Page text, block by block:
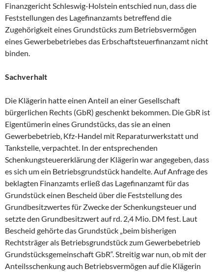
Finanzgericht Schleswig-Holstein entschied nun, dass die
Feststellungen des Lagefinanzamts betreffend die
Zugehörigkeit eines Grundstücks zum Betriebsvermögen
eines Gewerbebetriebes das Erbschaftsteuerfinanzamt nicht
binden.
Sachverhalt
Die Klägerin hatte einen Anteil an einer Gesellschaft
bürgerlichen Rechts (GbR) geschenkt bekommen. Die GbR ist
Eigentümerin eines Grundstücks, das sie an einen
Gewerbebetrieb, Kfz-Handel mit Reparaturwerkstatt und
Tankstelle, verpachtet. In der entsprechenden
Schenkungsteuererklärung der Klägerin war angegeben, dass
es sich um ein Betriebsgrundstück handelte. Auf Anfrage des
beklagten Finanzamts erließ das Lagefinanzamt für das
Grundstück einen Bescheid über die Feststellung des
Grundbesitzwertes für Zwecke der Schenkungsteuer und
setzte den Grundbesitzwert auf rd. 2,4 Mio. DM fest. Laut
Bescheid gehörte das Grundstück „beim bisherigen
Rechtsträger als Betriebsgrundstück zum Gewerbebetrieb
Grundstücksgemeinschaft GbR“. Streitig war nun, ob mit der
Anteilsschenkung auch Betriebsvermögen auf die Klägerin